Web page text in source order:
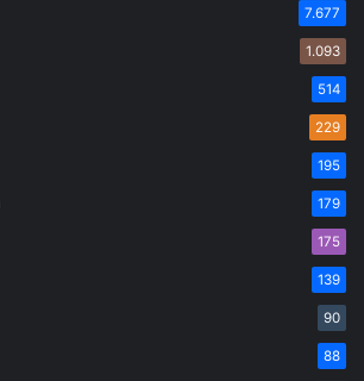
7.677
1.093
514
229
195
179
175
139
90
88